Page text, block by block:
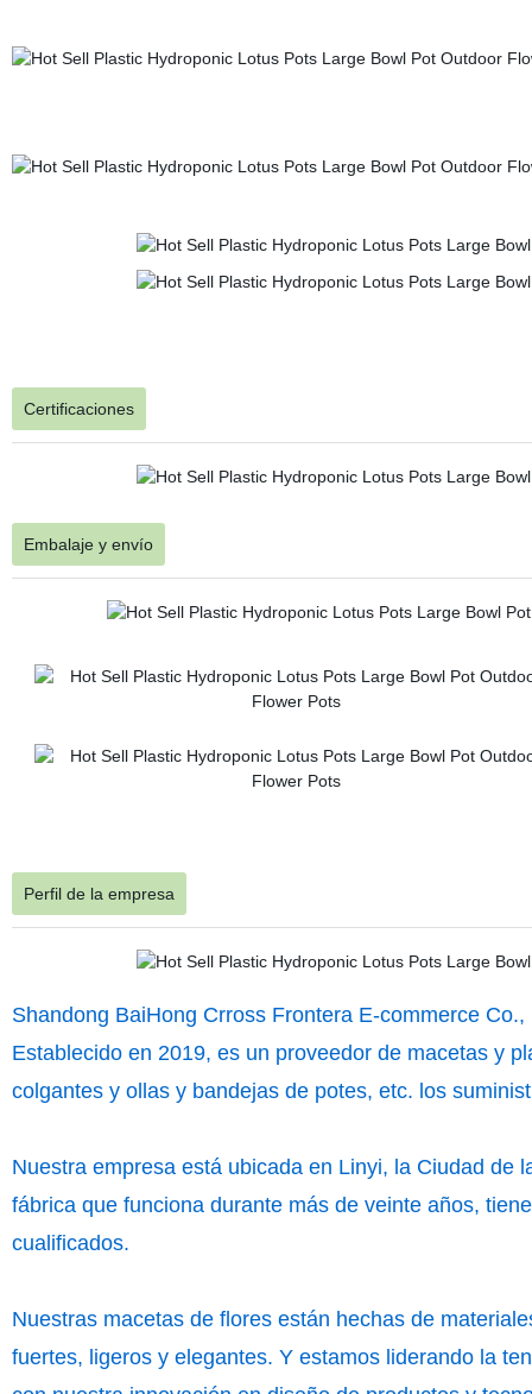
Certificaciones
Embalaje y envío
Perfil de la empresa
Shandong BaiHong Crross Frontera E-commerce Co.,
Establecido en 2019, es un proveedor de macetas y
colgantes y ollas y bandejas de potes, etc. los
Nuestra empresa está ubicada en Linyi, la Ciudad de
fábrica que funciona durante más de veinte años,
cualificados.
Nuestras macetas de flores están hechas de
fuertes, ligeros y elegantes. Y estamos liderando la